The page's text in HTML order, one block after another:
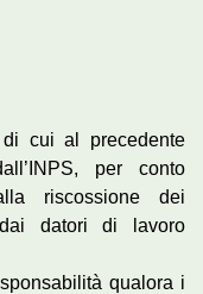
cui al precedente
per conto
riscossione dei
datori di lavoro
qualora i